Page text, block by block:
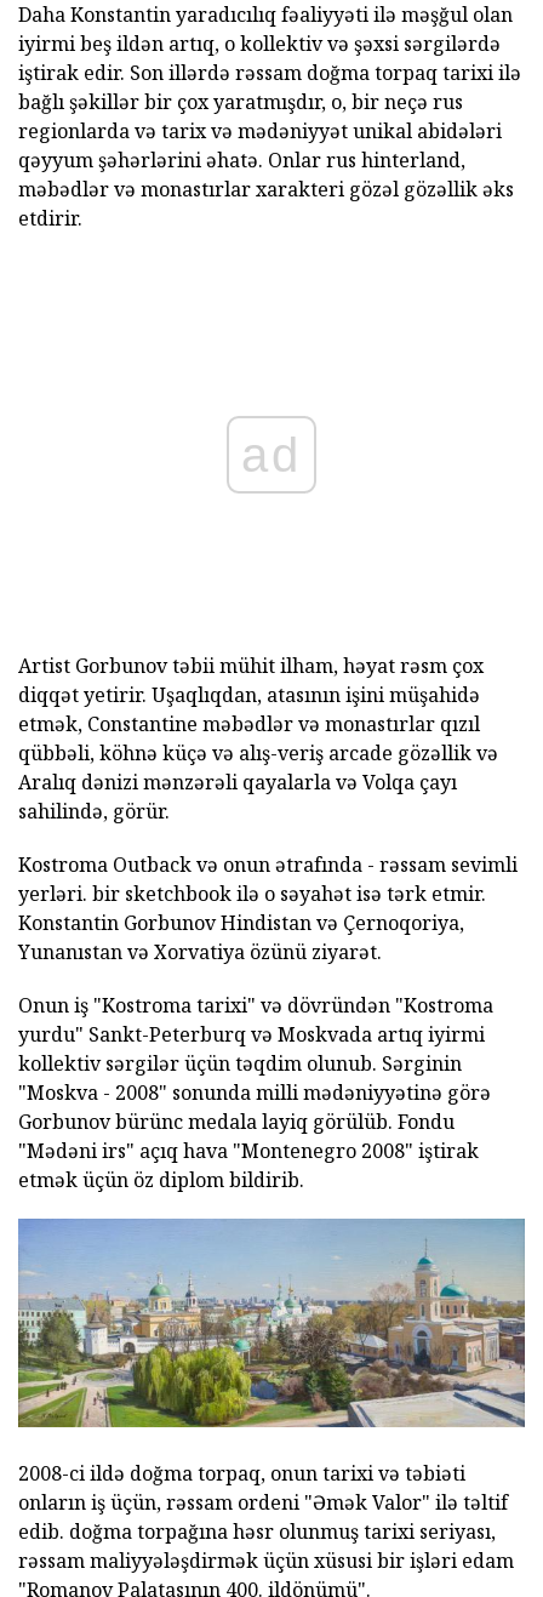
Daha Konstantin yaradıcılıq fəaliyyəti ilə məşğul olan
iyirmi beş ildən artıq, o kollektiv və şəxsi sərgilərdə
iştirak edir. Son illərdə rəssam doğma torpaq tarixi ilə
bağlı şəkillər bir çox yaratmışdır, o, bir neçə rus
regionlarda və tarix və mədəniyyət unikal abidələri
qəyyum şəhərlərini əhatə. Onlar rus hinterland,
məbədlər və monastırlar xarakteri gözəl gözəllik əks
etdirir.
ad
Artist Gorbunov təbii mühit ilham, həyat rəsm çox
diqqət yetirir. Uşaqlıqdan, atasının işini müşahidə
etmək, Constantine məbədlər və monastırlar qızıl
qübbəli, köhnə küçə və alış-veriş arcade gözəllik və
Aralıq dənizi mənzərəli qayalarla və Volqa çayı
sahilində, görür.
Kostroma Outback və onun ətrafında - rəssam sevimli
yerləri. bir sketchbook ilə o səyahət isə tərk etmir.
Konstantin Gorbunov Hindistan və Çernoqoriya,
Yunanıstan və Xorvatiya özünü ziyarət.
Onun iş "Kostroma tarixi" və dövründən "Kostroma
yurdu" Sankt-Peterburq və Moskvada artıq iyirmi
kollektiv sərgilər üçün təqdim olunub. Sərginin
"Moskva - 2008" sonunda milli mədəniyyətinə görə
Gorbunov bürünc medala layiq görülüb. Fondu
"Mədəni irs" açıq hava "Montenegro 2008" iştirak
etmək üçün öz diplom bildirib.
2008-ci ildə doğma torpaq, onun tarixi və təbiəti
onların iş üçün, rəssam ordeni "Əmək Valor" ilə təltif
edib. doğma torpağına həsr olunmuş tarixi seriyası,
rəssam maliyyələşdirmək üçün xüsusi bir işləri edam
"Romanov Palatasının 400. ildönümü".